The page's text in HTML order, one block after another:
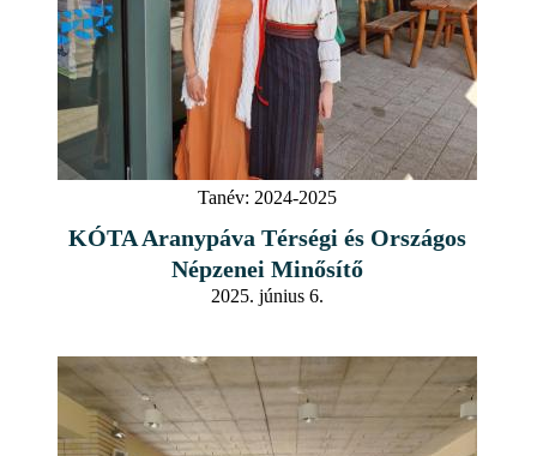
Tanév: 2024-2025
KÓTA Aranypáva Térségi és Országos
Népzenei Minősítő
2025. június 6.